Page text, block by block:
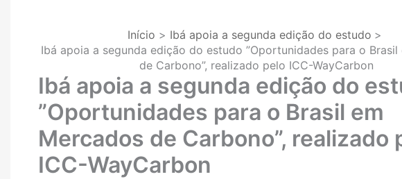
Início
Ibá apoia a segunda edição do estudo
Ibá apoia a segunda edição do estudo ”Oportunidades para o Brasil
de Carbono”, realizado pelo ICC-WayCarbon
Ibá apoia a segunda edição do
”Oportunidades para o Brasil em
Mercados de Carbono”, realizado
ICC-WayCarbon